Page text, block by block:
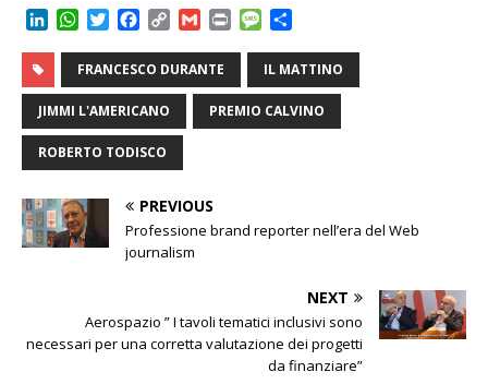
k
e
d
I
n
W
a
t
s
A
p
p
T
i
t
t
e
r
c
e
b
o
o
k
p
y
i
k
G
a
i
n
t
M
s
s
a
g
n
d
i
v
FRANCESCO DURANTE IL MATTINO
JIMMI L'AMERICANO PREMIO CALVINO
ROBERTO TODISCO
PREVIOUS
Professione brand reporter nell’era del Web
journalism
NEXT
Aerospazio ” I tavoli tematici inclusivi sono
necessari per una corretta valutazione dei progetti
da finanziare”